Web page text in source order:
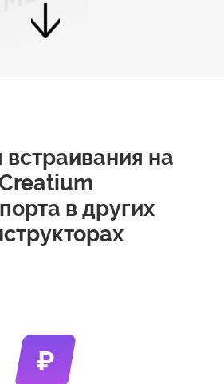
встраивания на
в других